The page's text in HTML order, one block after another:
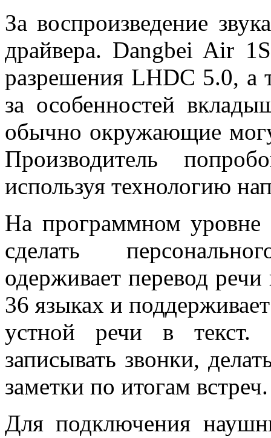
За воспроизведение
драйвера. Dangbei Air
разрешения LHDC 5.0, а
за особенностей
обычно окружающие
Производитель
используя технологию
На программном
сделать
одерживает перевод
36 языках и
устной речи в текст.
записывать звонки,
заметки по итогам встреч.
Для подключения